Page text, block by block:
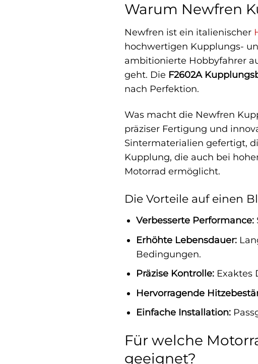
Warum Newfren
Newfren ist ein italienischer
hochwertigen Kupplungs-
ambitionierte Hobbyfahrer
geht. Die F2602A
nach Perfektion.
Was macht die Newfren
präziser Fertigung und
Sintermaterialien gefertigt,
Kupplung, die auch bei
Motorrad ermöglicht.
Die Vorteile auf einen
Verbesserte Performance:
Erhöhte Lebensdauer:
Bedingungen.
Präzise Kontrolle:Exaktes
Hervorragende
Einfache Installation:
Für welche
geeignet?